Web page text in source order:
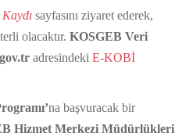
sayfasını ziyaret ederek,
olacaktır. KOSGEB Veri
adresindeki E-KOBİ
na başvuracak bir
Hizmet Merkezi Müdürlükleri